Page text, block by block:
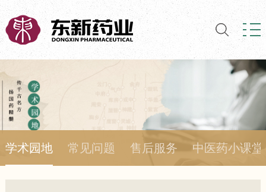
学术园地 常见问题 售后服务 中医药小课堂